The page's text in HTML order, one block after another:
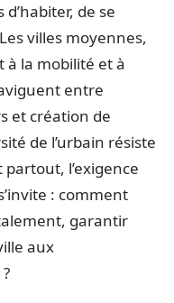
de se
villes moyennes,
la mobilité et à
entre
et création de
de l’urbain résiste
l’exigence
: comment
garantir
aux